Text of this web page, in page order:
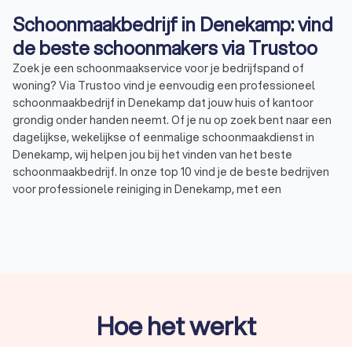
Schoonmaakbedrijf in Denekamp: vind
de beste schoonmakers via Trustoo
Zoek je een schoonmaakservice voor je bedrijfspand of
woning? Via Trustoo vind je eenvoudig een professioneel
schoonmaakbedrijf in Denekamp dat jouw huis of kantoor
grondig onder handen neemt. Of je nu op zoek bent naar een
dagelijkse, wekelijkse of eenmalige schoonmaakdienst in
Denekamp, wij helpen jou bij het vinden van het beste
schoonmaakbedrijf. In onze top 10 vind je de beste bedrijven
voor professionele reiniging in Denekamp, met een
Hoe het werkt